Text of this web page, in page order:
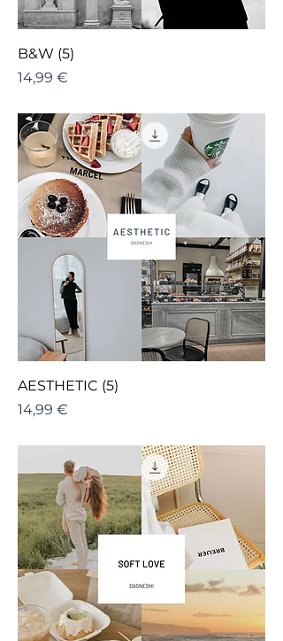
B&W (5)
Cena
14,99 €
AESTHETIC (5)
Cena
14,99 €